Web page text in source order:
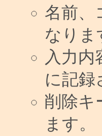
名前、
なりま
入力
に記録
削除キ
ます。